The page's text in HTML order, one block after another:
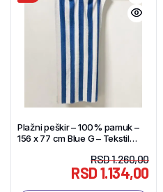
Plažni peškir – 100% pamuk –
156 x 77 cm Blue G – Tekstil
RSD1.260,00
RSD1.134,00